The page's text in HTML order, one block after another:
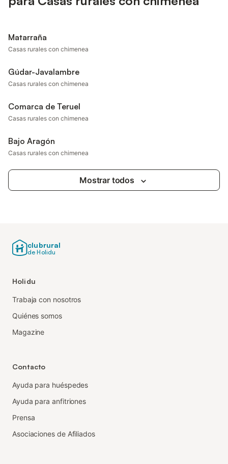
Matarraña
Casas rurales con chimenea
Gúdar-Javalambre
Casas rurales con chimenea
Comarca de Teruel
Casas rurales con chimenea
Bajo Aragón
Casas rurales con chimenea
Mostrar todos
clubrural
de Holidu
Holidu
Trabaja con nosotros
Quiénes somos
Magazine
Contacto
Ayuda para huéspedes
Ayuda para anfitriones
Prensa
Asociaciones de Afiliados